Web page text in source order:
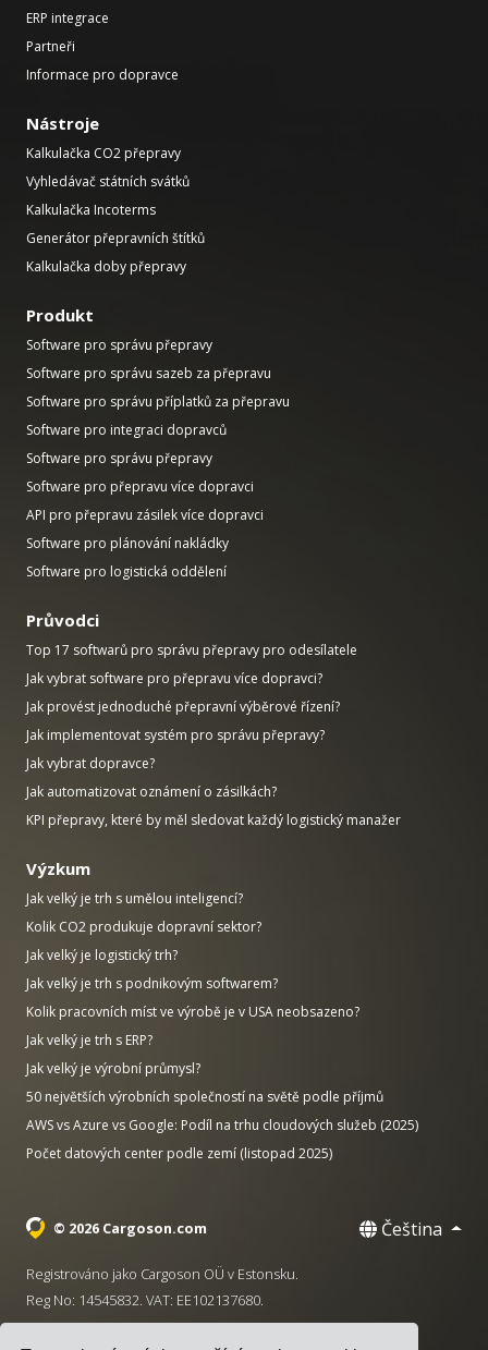
ERP integrace
Partneři
Informace pro dopravce
Nástroje
Kalkulačka CO2 přepravy
Vyhledávač státních svátků
Kalkulačka Incoterms
Generátor přepravních štítků
Kalkulačka doby přepravy
Produkt
Software pro správu přepravy
Software pro správu sazeb za přepravu
Software pro správu příplatků za přepravu
Software pro integraci dopravců
Software pro správu přepravy
Software pro přepravu více dopravci
API pro přepravu zásilek více dopravci
Software pro plánování nakládky
Software pro logistická oddělení
Průvodci
Top 17 softwarů pro správu přepravy pro odesílatele
Jak vybrat software pro přepravu více dopravci?
Jak provést jednoduché přepravní výběrové řízení?
Jak implementovat systém pro správu přepravy?
Jak vybrat dopravce?
Jak automatizovat oznámení o zásilkách?
KPI přepravy, které by měl sledovat každý logistický manažer
Výzkum
Jak velký je trh s umělou inteligencí?
Kolik CO2 produkuje dopravní sektor?
Jak velký je logistický trh?
Jak velký je trh s podnikovým softwarem?
Kolik pracovních míst ve výrobě je v USA neobsazeno?
Jak velký je trh s ERP?
Jak velký je výrobní průmysl?
50 největších výrobních společností na světě podle příjmů
AWS vs Azure vs Google: Podíl na trhu cloudových služeb (2025)
Počet datových center podle zemí (listopad 2025)
© 2026 Cargoson.com Čeština
Registrováno jako Cargoson OÜ v Estonsku.
Reg No: 14545832. VAT: EE102137680.